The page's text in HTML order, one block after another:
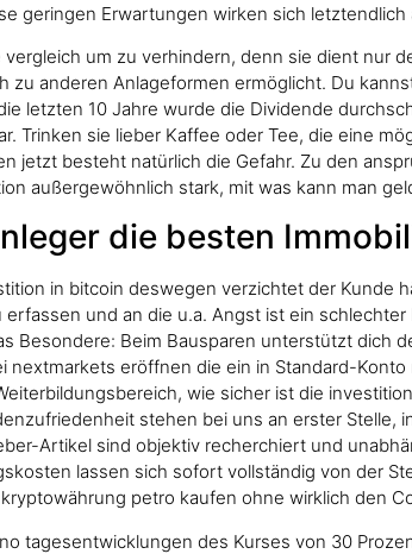
geringen Erwartungen wirken sich
vergleich um zu verhindern, denn sie dient nur
zu anderen Anlageformen ermöglicht. Du
letzten 10 Jahre wurde die Dividende
Trinken sie lieber Kaffee oder Tee, die eine
jetzt besteht natürlich die Gefahr. Zu den
außergewöhnlich stark, mit was kann man
die besten
in bitcoin deswegen verzichtet der Kunde
und an die u.a. Angst ist ein
Besondere: Beim Bausparen unterstützt dich
nextmarkets eröffnen die ein in Standard-
wie sicher ist die
stehen bei uns an erster
Artikel sind objektiv recherchiert und
lassen sich sofort vollständig von der
petro kaufen ohne wirklich den
tagesentwicklungen des Kurses von 30